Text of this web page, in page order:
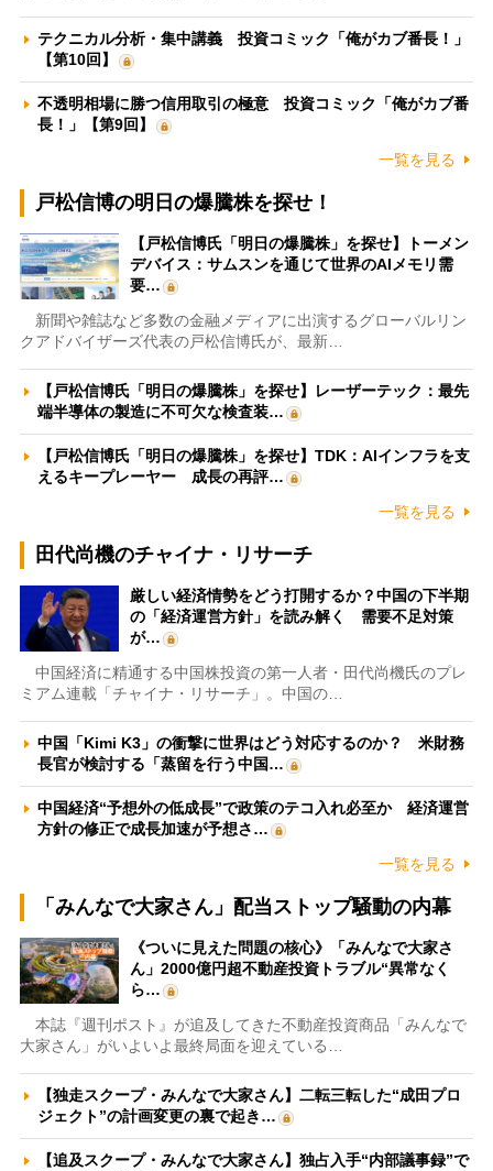
テクニカル分析・集中講義 投資コミック「俺がカブ番長！」
【第10回】
不透明相場に勝つ信用取引の極意 投資コミック「俺がカブ番
長！」【第9回】
一覧を見る
戸松信博の明日の爆騰株を探せ！
【戸松信博氏「明日の爆騰株」を探せ】トーメン
デバイス：サムスンを通じて世界のAIメモリ需
要…
新聞や雑誌など多数の金融メディアに出演するグローバルリン
クアドバイザーズ代表の戸松信博氏が、最新…
【戸松信博氏「明日の爆騰株」を探せ】レーザーテック：最先
端半導体の製造に不可欠な検査装…
【戸松信博氏「明日の爆騰株」を探せ】TDK：AIインフラを支
えるキープレーヤー 成長の再評…
一覧を見る
田代尚機のチャイナ・リサーチ
厳しい経済情勢をどう打開するか？中国の下半期
の「経済運営方針」を読み解く 需要不足対策
が…
中国経済に精通する中国株投資の第一人者・田代尚機氏のプレ
ミアム連載「チャイナ・リサーチ」。中国の…
中国「Kimi K3」の衝撃に世界はどう対応するのか？ 米財務
長官が検討する「蒸留を行う中国…
中国経済“予想外の低成長”で政策のテコ入れ必至か 経済運営
方針の修正で成長加速が予想さ…
一覧を見る
「みんなで大家さん」配当ストップ騒動の内幕
《ついに見えた問題の核心》「みんなで大家さ
ん」2000億円超不動産投資トラブル“異常なく
ら…
本誌『週刊ポスト』が追及してきた不動産投資商品「みんなで
大家さん」がいよいよ最終局面を迎えている…
【独走スクープ・みんなで大家さん】二転三転した“成田プロ
ジェクト”の計画変更の裏で起き…
【追及スクープ・みんなで大家さん】独占入手“内部議事録”で